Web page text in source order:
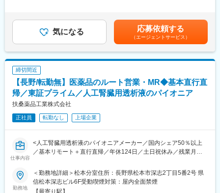
携わり、群馬・長野・栃木・新潟・埼玉を中心に事業を展開。居
宅介護支援、有料老人ホーム、デイサービス、訪問介護、訪問看
護、小規模多機能、福祉用具事業など幅広いサービスを提供し、
地域の高齢者福祉を支えています。安定した経営基盤のもと、長
期的なキャリア形成が可能な環境です。
変更の範囲：会社の定める業務
◇天然のクマ笹を選別して、加熱処理をして成分を抽出
◇検査合格後のクマザサ抽出液を充填して包装
※10人程のチームで協力して進めていきます！
※受注生産のため、スケジュールが読みやすく無理なく作業をすす
めることができます。
■入社後の流れ
質の管理、衛生管理の知識を学べます。研修後は抽出業務、包装
ことが出来ます◎
◇人数：12名(正社員8名／派遣・パート社員4名)
◇平均年齢：30代
◇男女比：男性7名／女性5名
当、資格手当、役職手当等賃金はあくまでも目安の金額であり、
選考を通じて上下する可能性があります。月給(月額)は固定手当を
含めた表記です。
気になる 応募依頼する
（エージェントサービス）
締切間近
【長野/転勤無】医薬品のルート営業・MR◆基本直行直
帰／東証プライム／人工腎臓用透析液のパイオニア
扶桑薬品工業株式会社
正社員 転勤なし 上場企業
仕事内容
<人工腎臓用透析液のパイオニアメーカー／国内シェア50％以上
／基本リモート＋直行直帰／年休124日／土日祝休み／残業月平
■職務内容：
人工腎臓用透析液などを中心とした、医薬品メーカーである当社
での営業職をお任せします。総合病院の腎臓内科、泌尿器系内科
勤務地
＜勤務地詳細＞松本分室住所：長野県松本市深志2丁目5番2号 県
信松本深志ビル6F受動喫煙対策：屋内全面禁煙
【最寄り駅】